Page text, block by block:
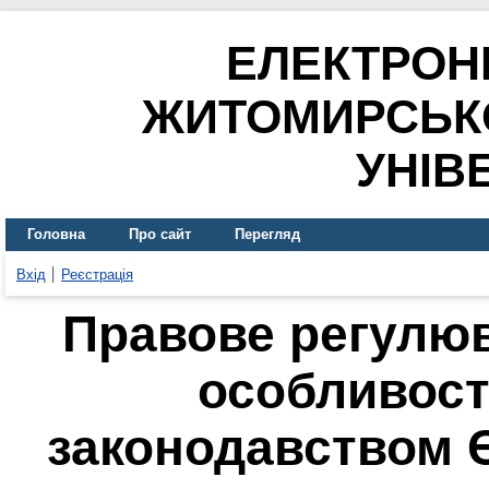
Головна Про сайт Перегляд
Вхід Реєстрація
Правове
законодавством